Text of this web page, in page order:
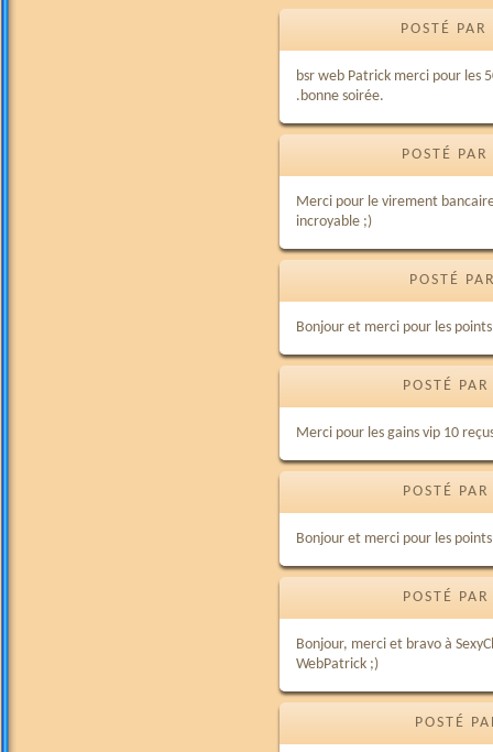
POSTÉ
bsr web Patrick merci pour les
.bonne soirée.
POSTÉ
Merci pour le virement
incroyable ;)
POSTÉ
Bonjour et merci pour les
POSTÉ
Merci pour les gains vip 10
POSTÉ
Bonjour et merci pour les
POSTÉ
Bonjour, merci et bravo à
WebPatrick ;)
POSTÉ